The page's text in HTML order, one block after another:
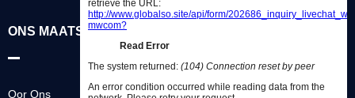
ONS MAATSKAPPY
Oor Ons